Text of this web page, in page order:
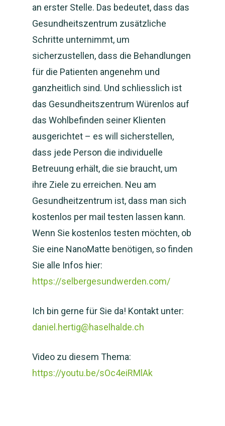
an erster Stelle. Das bedeutet, dass das
Gesundheitszentrum zusätzliche
Schritte unternimmt, um
sicherzustellen, dass die Behandlungen
für die Patienten angenehm und
ganzheitlich sind. Und schliesslich ist
das Gesundheitszentrum Würenlos auf
das Wohlbefinden seiner Klienten
ausgerichtet – es will sicherstellen,
dass jede Person die individuelle
Betreuung erhält, die sie braucht, um
ihre Ziele zu erreichen. Neu am
Gesundheitzentrum ist, dass man sich
kostenlos per mail testen lassen kann.
Wenn Sie kostenlos testen möchten, ob
Sie eine NanoMatte benötigen, so finden
Sie alle Infos hier:
https://selbergesundwerden.com/
Ich bin gerne für Sie da! Kontakt unter:
daniel.hertig@haselhalde.ch
Video zu diesem Thema:
https://youtu.be/sOc4eiRMlAk